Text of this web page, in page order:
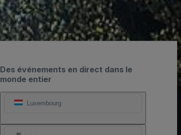
Des événements en direct dans le
monde entier
Luxembourg